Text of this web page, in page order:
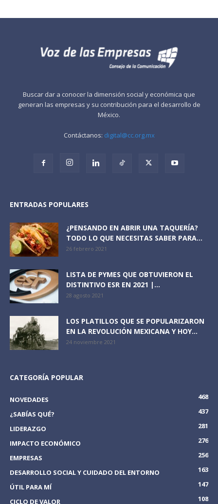
Buscar dar a conocer la dimensión social y económica que
generan las empresas y su contribución para el desarrollo de
México.
Contáctanos: digital@cc.org.mx
ENTRADAS POPULARES
¿PENSANDO EN ABRIR UNA TAQUERÍA?
TODO LO QUE NECESITAS SABER PARA...
26 febrero 2021
LISTA DE PYMES QUE OBTUVIERON EL
DISTINTIVO ESR EN 2021 |...
28 agosto 2021
LOS PLATILLOS QUE SE POPULARIZARON
EN LA REVOLUCIÓN MEXICANA Y HOY...
24 noviembre 2021
CATEGORÍA POPULAR
NOVEDADES
468
¿SABÍAS QUÉ?
437
LIDERAZGO
281
IMPACTO ECONÓMICO
276
EMPRESAS
256
DESARROLLO SOCIAL Y CUIDADO DEL ENTORNO
163
ÚTIL PARA MÍ
147
CICLO DE VALOR
108